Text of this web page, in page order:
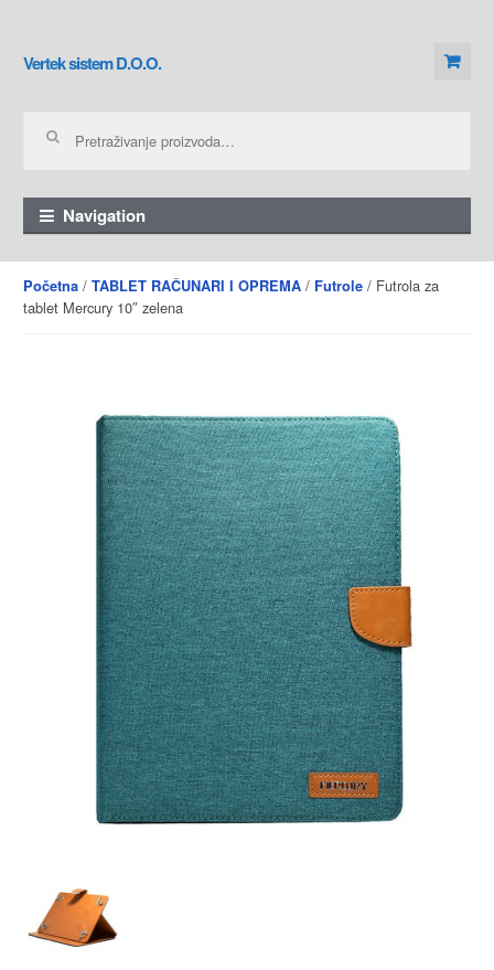
Skip to navigation
Skip to content
Vertek sistem D.O.O.
Navigation
Početna/ TABLET RAČUNARI I OPREMA/ Futrole/ Futrola za
tablet Mercury 10″ zelena